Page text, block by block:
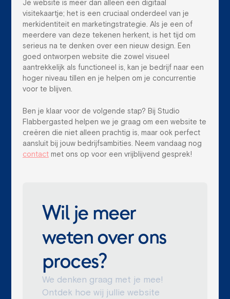
Je website is meer dan alleen een digitaal
visitekaartje; het is een cruciaal onderdeel van je
merkidentiteit en marketingstrategie. Als je een of
meerdere van deze tekenen herkent, is het tijd om
serieus na te denken over een nieuw design. Een
goed ontworpen website die zowel visueel
aantrekkelijk als functioneel is, kan je bedrijf naar een
hoger niveau tillen en je helpen om je concurrentie
voor te blijven.
Ben je klaar voor de volgende stap? Bij Studio
Flabbergasted helpen we je graag om een website te
creëren die niet alleen prachtig is, maar ook perfect
aansluit bij jouw bedrijfsambities. Neem vandaag nog
contact met ons op voor een vrijblijvend gesprek!
Wil je meer
weten over ons
proces?
We denken graag met je mee!
Ontdek hoe wij jullie website